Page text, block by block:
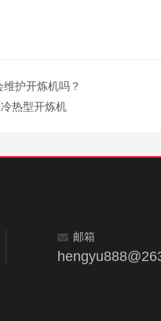
护开炼机吗？
热型开炼机
邮箱